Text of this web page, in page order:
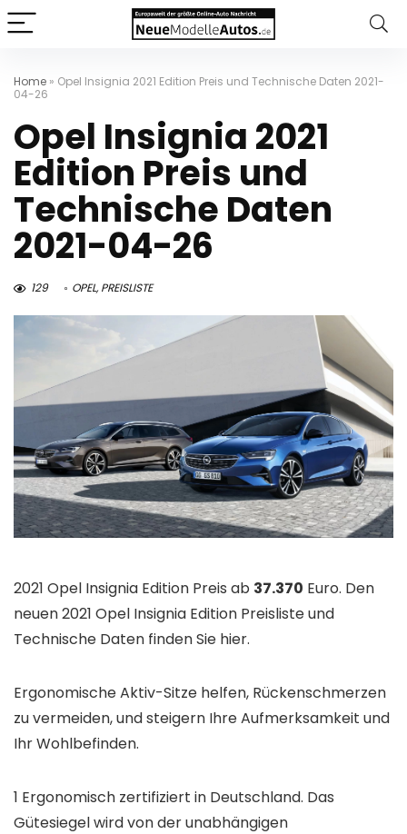
Home » Opel Insignia 2021 Edition Preis und Technische Daten 2021-
04-26
Opel Insignia 2021
Edition Preis und
Technische Daten
2021-04-26
129 OPEL,PREISLISTE
2021 Opel Insignia Edition Preis ab 37.370 Euro. Den
neuen 2021 Opel Insignia Edition Preisliste und
Technische Daten finden Sie hier.
Ergonomische Aktiv-Sitze helfen, Rückenschmerzen
zu vermeiden, und steigern Ihre Aufmerksamkeit und
Ihr Wohlbefinden.
1 Ergonomisch zertifiziert in Deutschland. Das
Gütesiegel wird von der unabhängigen